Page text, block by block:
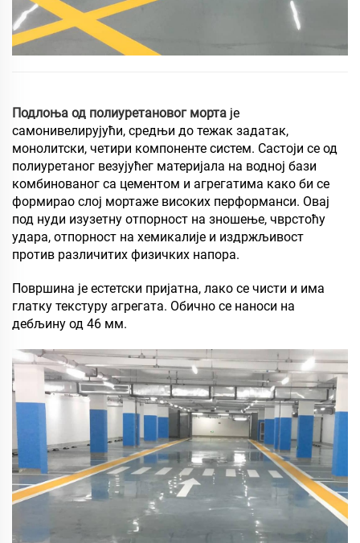
Подлоња од полиуретановог морта је
самонивелирујући, средњи до тежак задатак,
монолитски, четири компоненте систем. Састоји се од
полиуретаног везујућег материјала на водној бази
комбинованог са цементом и агрегатима како би се
формирао слој мортаже високих перформанси. Овај
под нуди изузетну отпорност на зношење, чврстоћу
удара, отпорност на хемикалије и издржљивост
против различитих физичких напора.
Површина је естетски пријатна, лако се чисти и има
глатку текстуру агрегата. Обично се наноси на
дебљину од 46 мм.